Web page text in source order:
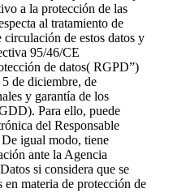
a la protección de las
al tratamiento de
de estos datos y
95/46/CE
de datos( RGPD”)
de diciembre, de
y garantía de los
Para ello, puede
del Responsable
igual modo, tiene
ante la Agencia
si considera que se
en materia de protección de